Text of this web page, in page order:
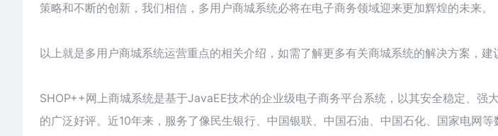
策略和不断的创新，我们相信，多用户商城系统必将在电子商务领域迎来更加辉煌的未来。
以上就是多用户商城系统运营重点的相关介绍，如需了解更多有关商城系统的解决方案，建
SHOP++网上商城系统是基于JavaEE技术的企业级电子商务平台系统，以其安全稳定、强
的广泛好评。近10年来，服务了像民生银行、中国银联、中国石油、中国石化、国家电网